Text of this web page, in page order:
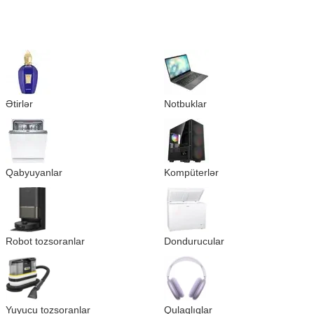
Ətirlər Notbuklar
Qabyuyanlar Kompüterlər
Robot tozsoranlar Dondurucular
Yuyucu tozsoranlar Qulaqlıqlar